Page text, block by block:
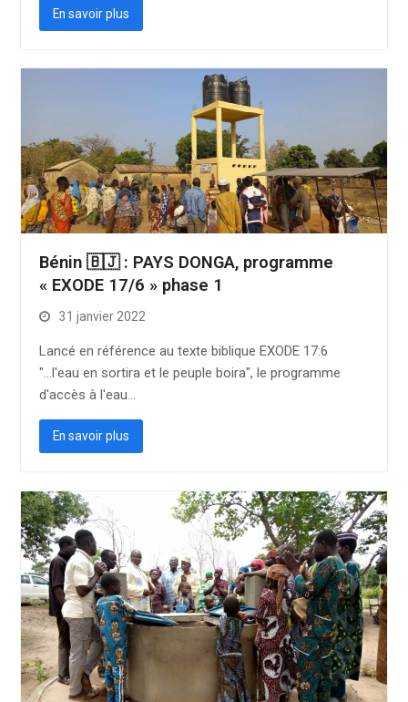
En savoir plus
Bénin 🇧🇯 : PAYS DONGA, programme
« EXODE 17/6 » phase 1
31 janvier 2022
Lancé en référence au texte biblique EXODE 17:6
"...l'eau en sortira et le peuple boira", le programme
d'accès à l'eau…
En savoir plus